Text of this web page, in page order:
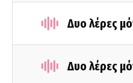
Δυο λέρες
Δυο λέρες